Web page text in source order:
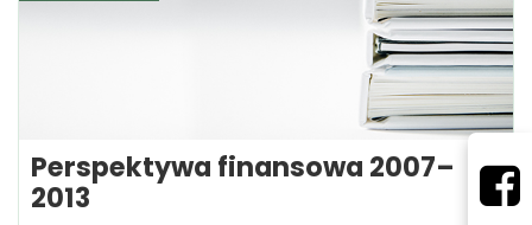
Perspektywa finansowa 2007–
2013